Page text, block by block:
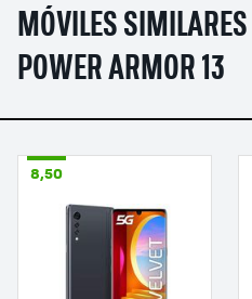
MÓVILES SIMILARES
POWER ARMOR 13
8,50